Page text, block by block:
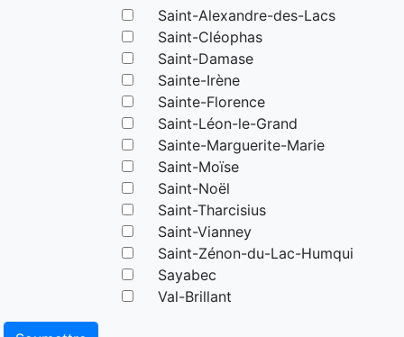
Saint-Alexandre-des-Lacs
Saint-Cléophas
Saint-Damase
Sainte-Irène
Sainte-Florence
Saint-Léon-le-Grand
Sainte-Marguerite-Marie
Saint-Moïse
Saint-Noël
Saint-Tharcisius
Saint-Vianney
Saint-Zénon-du-Lac-Humqui
Sayabec
Val-Brillant